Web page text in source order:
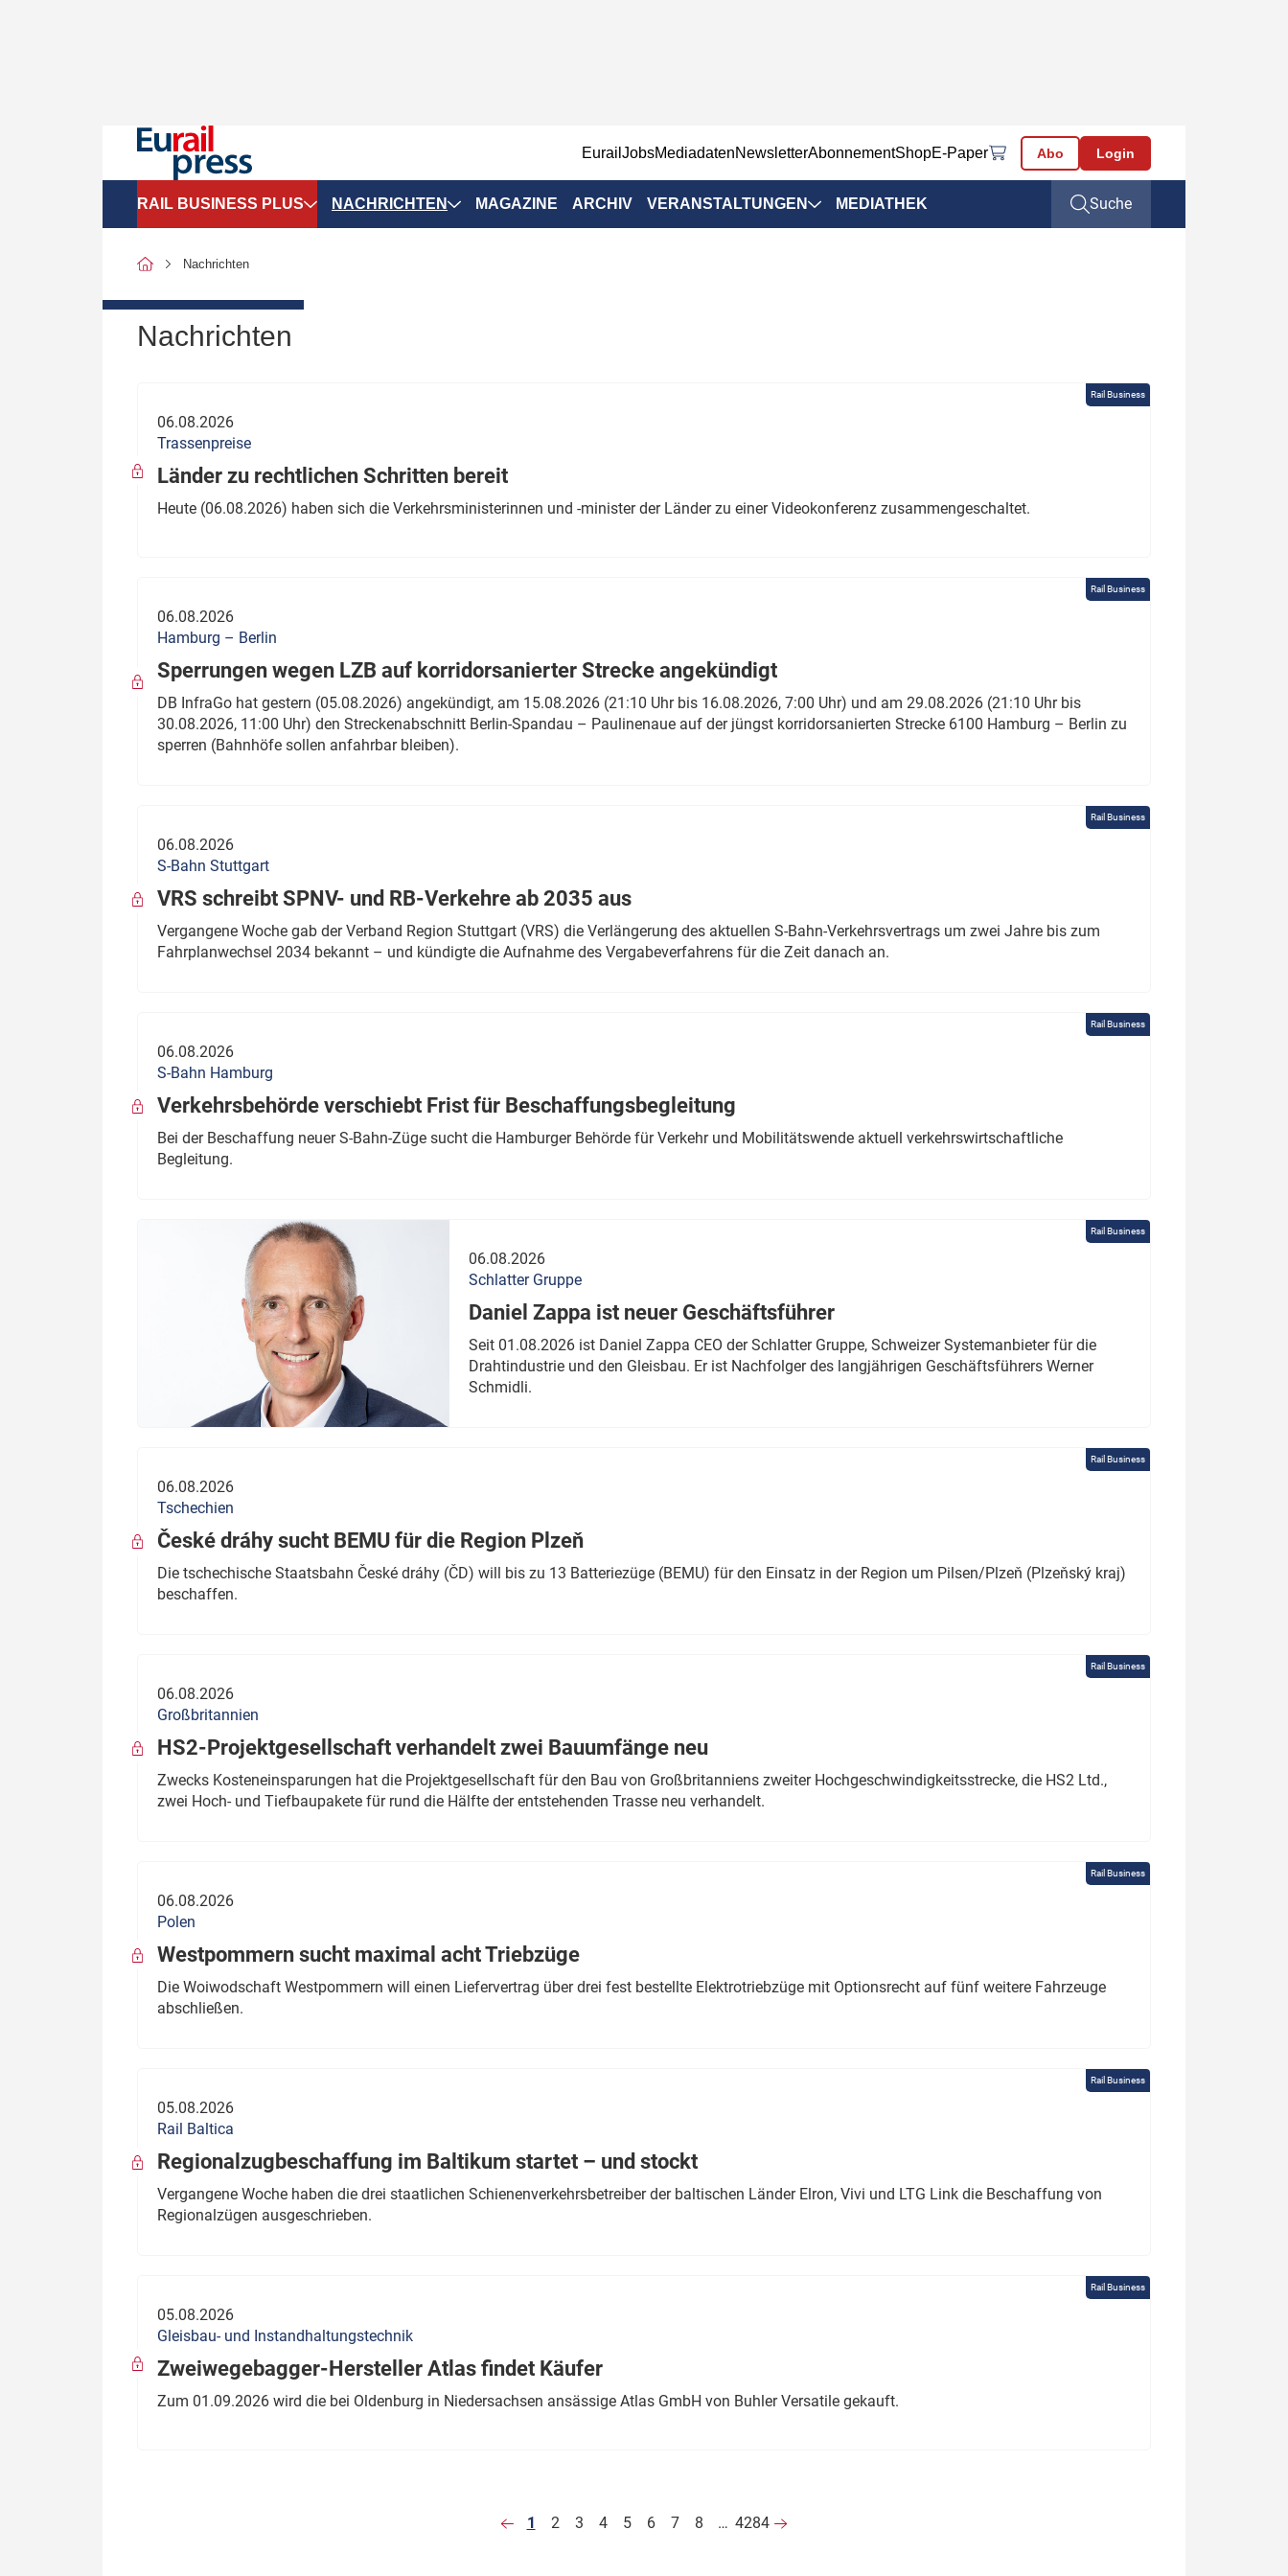
EurailJobsMediadatenNewsletterAbonnementShopE-Paper Abo Login
RAIL BUSINESS PLUS
SPNV-Marktdaten
Politik
wen?
Thema des Monats
Dossier: Generalsanierung
Dossier: ETCS
Dossier:
NACHRICHTEN MAGAZINE ARCHIV VERANSTALTUNGEN MEDIATHEK Suche
Nachrichten
Nachrichten
Rail Business
06.08.2026
Trassenpreise
Länder zu rechtlichen Schritten bereit
Heute (06.08.2026) haben sich die Verkehrsministerinnen und -minister der Länder zu einer Videokonferenz zusammengeschaltet.
Rail Business
06.08.2026
Hamburg – Berlin
Sperrungen wegen LZB auf korridorsanierter Strecke angekündigt
DB InfraGo hat gestern (05.08.2026) angekündigt, am 15.08.2026 (21:10 Uhr bis 16.08.2026, 7:00 Uhr) und am 29.08.2026 (21:10 Uhr bis
30.08.2026, 11:00 Uhr) den Streckenabschnitt Berlin-Spandau – Paulinenaue auf der jüngst korridorsanierten Strecke 6100 Hamburg – Berlin zu
sperren (Bahnhöfe sollen anfahrbar bleiben).
Rail Business
06.08.2026
S-Bahn Stuttgart
VRS schreibt SPNV- und RB-Verkehre ab 2035 aus
Vergangene Woche gab der Verband Region Stuttgart (VRS) die Verlängerung des aktuellen S-Bahn-Verkehrsvertrags um zwei Jahre bis zum
Fahrplanwechsel 2034 bekannt – und kündigte die Aufnahme des Vergabeverfahrens für die Zeit danach an.
Rail Business
06.08.2026
S-Bahn Hamburg
Verkehrsbehörde verschiebt Frist für Beschaffungsbegleitung
Bei der Beschaffung neuer S-Bahn-Züge sucht die Hamburger Behörde für Verkehr und Mobilitätswende aktuell verkehrswirtschaftliche
Begleitung.
Rail Business
06.08.2026
Schlatter Gruppe
Daniel Zappa ist neuer Geschäftsführer
Seit 01.08.2026 ist Daniel Zappa CEO der Schlatter Gruppe, Schweizer Systemanbieter für die
Drahtindustrie und den Gleisbau. Er ist Nachfolger des langjährigen Geschäftsführers Werner
Schmidli.
Rail Business
06.08.2026
Tschechien
České dráhy sucht BEMU für die Region Plzeň
Die tschechische Staatsbahn České dráhy (ČD) will bis zu 13 Batteriezüge (BEMU) für den Einsatz in der Region um Pilsen/Plzeň (Plzeňský kraj)
beschaffen.
Rail Business
06.08.2026
Großbritannien
HS2-Projektgesellschaft verhandelt zwei Bauumfänge neu
Zwecks Kosteneinsparungen hat die Projektgesellschaft für den Bau von Großbritanniens zweiter Hochgeschwindigkeitsstrecke, die HS2 Ltd.,
zwei Hoch- und Tiefbaupakete für rund die Hälfte der entstehenden Trasse neu verhandelt.
Rail Business
06.08.2026
Polen
Westpommern sucht maximal acht Triebzüge
Die Woiwodschaft Westpommern will einen Liefervertrag über drei fest bestellte Elektrotriebzüge mit Optionsrecht auf fünf weitere Fahrzeuge
abschließen.
Rail Business
05.08.2026
Rail Baltica
Regionalzugbeschaffung im Baltikum startet – und stockt
Vergangene Woche haben die drei staatlichen Schienenverkehrsbetreiber der baltischen Länder Elron, Vivi und LTG Link die Beschaffung von
Regionalzügen ausgeschrieben.
Rail Business
05.08.2026
Gleisbau- und Instandhaltungstechnik
Zweiwegebagger-Hersteller Atlas findet Käufer
Zum 01.09.2026 wird die bei Oldenburg in Niedersachsen ansässige Atlas GmbH von Buhler Versatile gekauft.
1 2 3 4 5 6 7 8 … 4284